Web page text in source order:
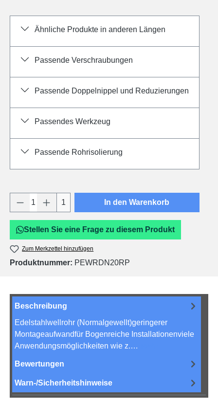
Ähnliche Produkte in anderen Längen
Passende Verschraubungen
Passende Doppelnippel und Reduzierungen
Passendes Werkzeug
Passende Rohrisolierung
Produkt Anzahl: Gib den gewünschten
1 In den Warenkorb
Stellen Sie eine Frage zu diesem Produkt
Zum Merkzettel hinzufügen
Produktnummer: PEWRDN20RP
Beschreibung
Edelstahlwellrohr (Normalgewellt)geringerer
Montageaufwandfür Bogenreiche Installationenviele
Anwendungsmöglichkeiten wie z.…
Bewertungen
Warn-/Sicherheitshinweise